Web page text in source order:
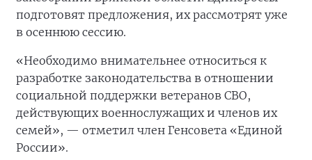
подготовят предложения, их рассмотрят уже
в осеннюю сессию.
«Необходимо внимательнее относиться к
разработке законодательства в отношении
социальной поддержки ветеранов СВО,
действующих военнослужащих и членов их
семей», — отметил член Генсовета «Единой
России».